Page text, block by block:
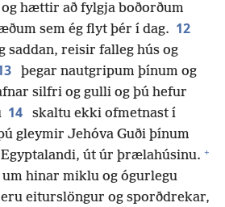
hættir að fylgja boðorðum
sem ég flyt þér í dag. 12
saddan, reisir falleg hús og
þegar nautgripum þínum og
silfri og gulli og þú hefur
14
skaltu ekki ofmetnast í
gleymir Jehóva Guði þínum
út úr þrælahúsinu. +
hinar miklu og ógurlegu
eru eiturslöngur og sporðdrekar,